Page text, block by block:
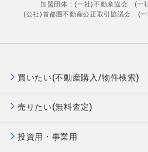
加盟団体：(一社)不動産協会 (一
(公社)首都圏不動産公正取引協議会 (一
買いたい(不動産購入/物件検索)
売りたい(無料査定)
投資用・事業用